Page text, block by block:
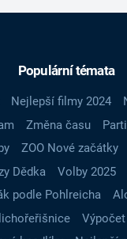
Populární témata
Nejlepší filmy 2024
Změna času
ZOO Nové začátky
Dědka
Volby 2025
podle Pohlreicha